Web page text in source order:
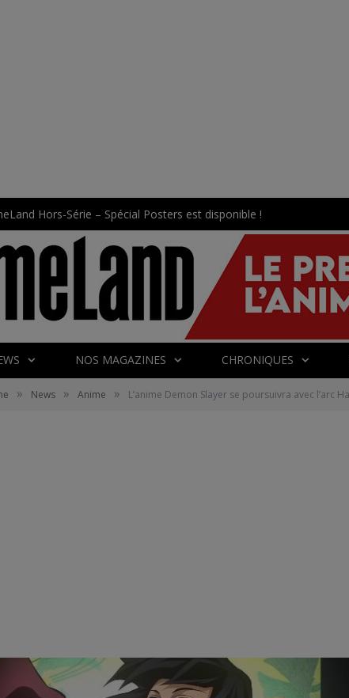
Hors-Série – Spécial Posters est disponible !
NOS MAGAZINES CHRONIQUES
» News » Anime » L’anime Demon Slayer se poursuivra avec l’arc